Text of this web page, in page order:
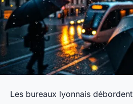
Les bureaux lyonnais